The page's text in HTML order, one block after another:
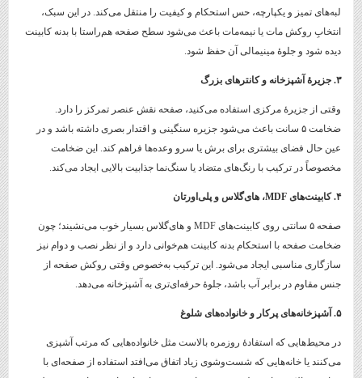
لبه‌های تمیز و یکپارچه، حس استحکام و کیفیت را منتقل می‌کند. در این سبک،
انتخابِ روکش مات یا نیمه‌مات باعث می‌شود سطح صفحه هم‌راستا با بدنه کابینت
دیده شود و جلوهٔ مینیمالی آن حفظ شود.
۳. جزیرهٔ آشپزخانه و کانترهای بزرگ
وقتی از جزیرهٔ مرکزی استفاده می‌کنید، صفحه نقش عنصر تمرکز را دارد.
ضخامت ۵ سانت باعث می‌شود جزیره سنگینی و اقتدار بصری داشته باشد و در
عین حال فضای بیشتری برای برش یا سرو وعده‌ها فراهم کند. این ضخامت
مخصوصاً در ترکیب با رنگ‌های متضاد یا سنگ‌نما جذابیت بالایی ایجاد می‌کند.
۴.کابینت‌های ، های‌گلاس و پلی‌اورتان
صفحه ۵ سانتی روی کابینت‌های MDF و های‌گلاس بسیار خوب می‌نشیند؛ چون
ضخامت صفحه با استحکام بدنه کابینت هم‌خوانی دارد و از نظر نصب و دوام نیز
سازگاری مناسبی ایجاد می‌شود. این ترکیب به‌خصوص وقتی روکش صفحه از
جنس مقاوم در برابر آب باشد، جلوهٔ حرفه‌ای‌تری به آشپزخانه می‌دهد.
۵. آشپزخانه‌های پرکار و خانواده‌های شلوغ
در محیط‌هایی که استفادهٔ روزمره بالاست مثل خانواده‌هایی که مرتب آشپزی
می‌کنند یا خانه‌هایی که شست‌وشوی زیاد اتفاق می‌افتد استفاده از صفحه‌ای با